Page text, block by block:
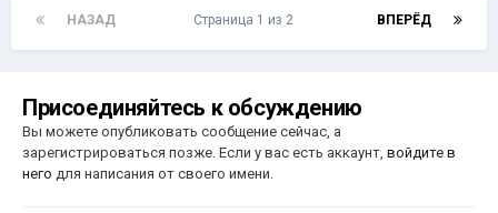
НАЗАД ВПЕРЁД
Страница 1 из 2
Присоединяйтесь к обсуждению
Вы можете опубликовать сообщение сейчас, а
зарегистрироваться позже. Если у вас есть аккаунт, войдите в
него для написания от своего имени.